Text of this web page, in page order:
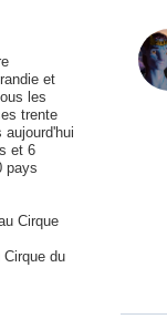
et
les
trente
et 6
pays
Cirque
du